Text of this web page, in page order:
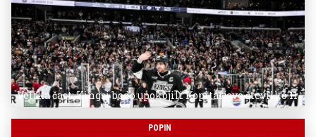
Velika čast: Kingsi bodo upokojili Kopitarjevo številko 11
POPIN